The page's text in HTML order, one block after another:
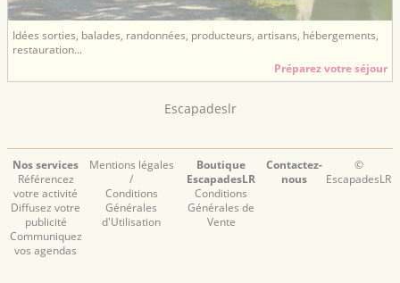
Idées sorties, balades, randonnées, producteurs, artisans, hébergements,
restauration...
Préparez votre séjour
Escapadeslr
Nos services
Référencez
votre activité
Diffusez votre
publicité
Communiquez
vos agendas
Mentions légales
/
Conditions
Générales
d'Utilisation
Boutique
EscapadesLR
Conditions
Générales de
Vente
Contactez-
nous
©
EscapadesLR